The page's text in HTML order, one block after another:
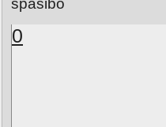
spasibo
0